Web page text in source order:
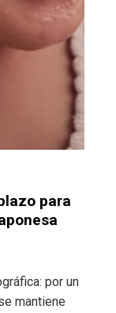
para
por un
mantiene